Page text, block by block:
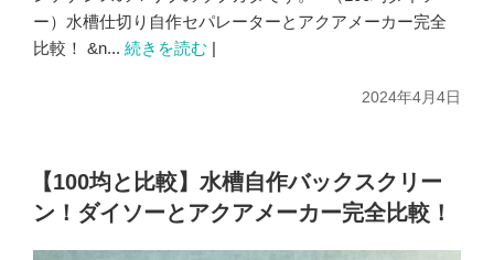
ー）水槽仕切り自作セパレーターとアクアメーカー完全
比較！ &n... 続きを読む |
2024年4月4日
【100均と比較】水槽自作バックスクリー
ン！ダイソーとアクアメーカー完全比較！